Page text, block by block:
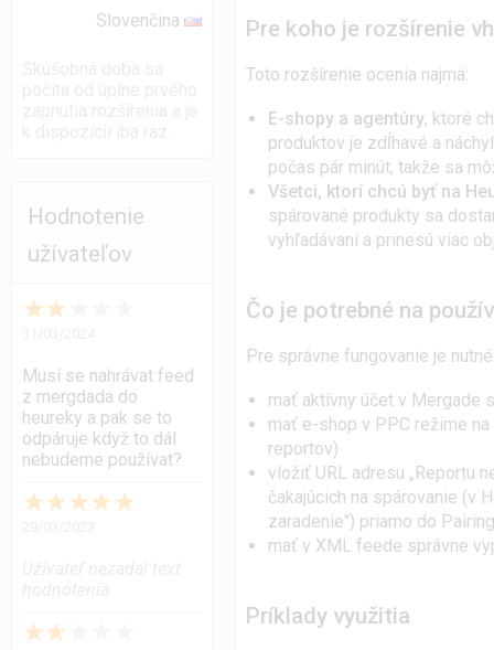
Slovenčina
Hodnotenie
užívateľov
★★
Musí se nahrávat feed
z mergdada do
heureky a pak se to
odpáruje když to dál
nebudeme používat?
★★★★★
★★
Pre koho je rozšírenie
Toto rozšírenie ocenia najmä:
E-shopy a agentúry, ktoré
produktov je zdĺhavé a
počas pár minút, takže sa
Všetci, ktorí chcú byť na
spárované produkty sa
vyhľadávaní a prinesú viac
Čo je potrebné na
Pre správne fungovanie je
mať aktívny účet v Mergade
mať e-shop v PPC režime
reportov)
vložiť URL adresu „Reportu
čakajúcich na spárovanie (v
zaradenie") priamo do
mať v XML feede správne
Príklady využitia